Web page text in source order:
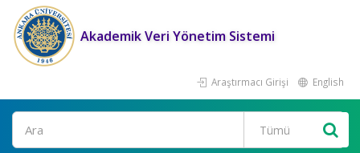
Akademik Veri Yönetim Sistemi
Araştırmacı Girişi English
Ara